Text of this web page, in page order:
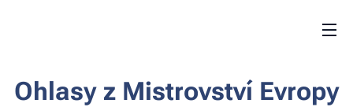
Ohlasy z Mistrovství Evropy